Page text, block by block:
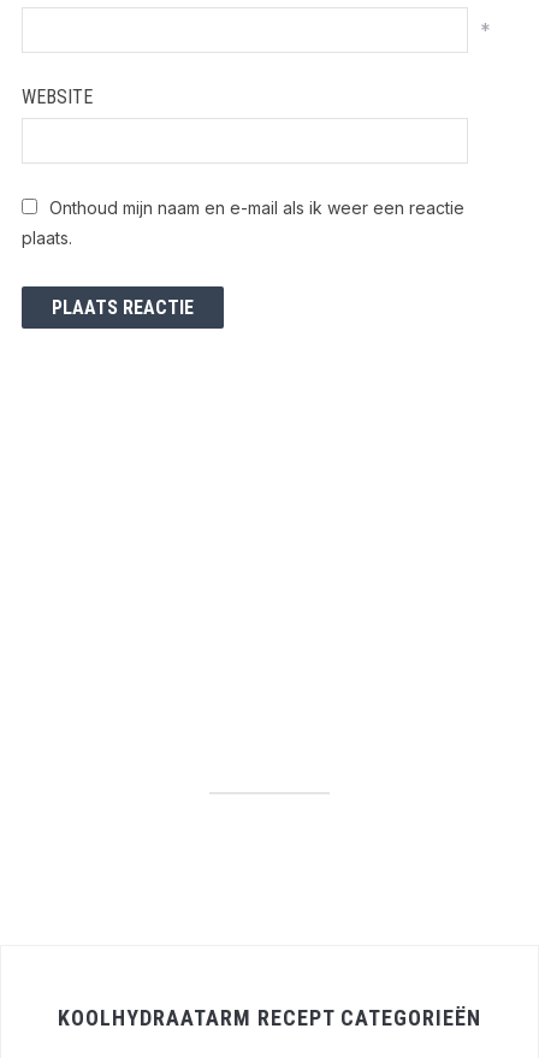
*
WEBSITE
Onthoud mijn naam en e-mail als ik weer een reactie
plaats.
KOOLHYDRAATARM RECEPT CATEGORIEËN